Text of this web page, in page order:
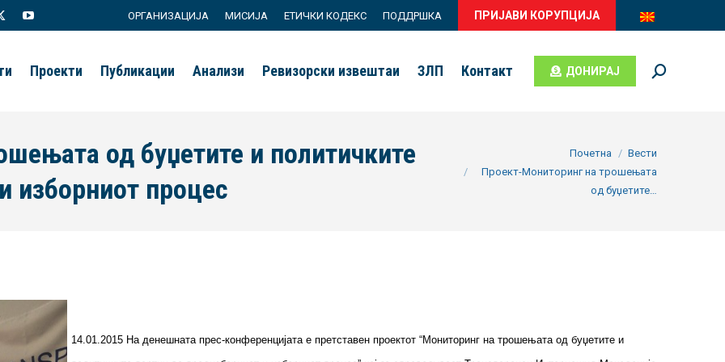
YouTube
opens
window
ОРГАНИЗАЦИЈА МИСИЈА ЕТИЧКИ КОДЕКС ПОДДРШКА ПРИЈАВИ КОРУПЦИЈА
Проекти Публикации Анализи Ревизорски извештаи ЗЛП Контакт ДОНИРАЈ Search:
од буџетите и политичките
изборниот процес
Почетна
Вести
Проект-Мониторинг на трошењата
од буџетите…
14.01.2015 На денешната прес-конференцијата е претставен проектот “Мониторинг на трошењата од буџетите и